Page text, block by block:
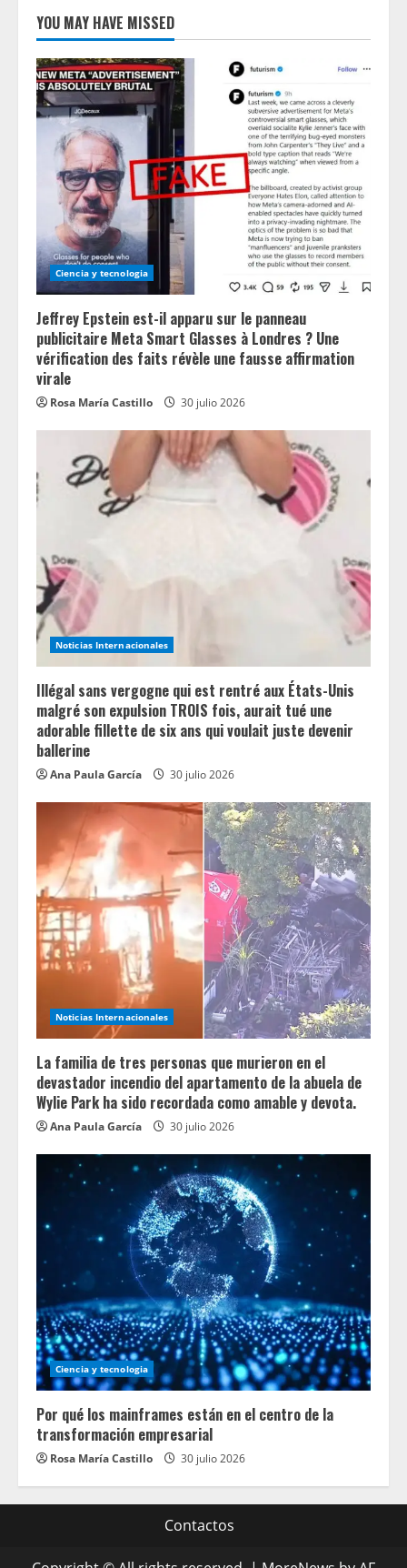
YOU MAY HAVE MISSED
Ciencia y tecnologia
Jeffrey Epstein est-il apparu sur le panneau
publicitaire Meta Smart Glasses à Londres ? Une
vérification des faits révèle une fausse affirmation
virale
Rosa María Castillo 30 julio 2026
Noticias Internacionales
Illégal sans vergogne qui est rentré aux États-Unis
malgré son expulsion TROIS fois, aurait tué une
adorable fillette de six ans qui voulait juste devenir
ballerine
Ana Paula García 30 julio 2026
Noticias Internacionales
La familia de tres personas que murieron en el
devastador incendio del apartamento de la abuela de
Wylie Park ha sido recordada como amable y devota.
Ana Paula García 30 julio 2026
Ciencia y tecnologia
Por qué los mainframes están en el centro de la
transformación empresarial
Rosa María Castillo 30 julio 2026
Contactos